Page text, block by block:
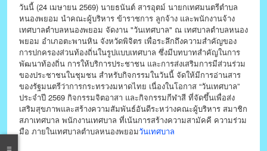
วันนี้ (24 เมษายน 2569) นายธนันต์ สารอุตม์ นายกเทศมนตรีตำบล
หนองพยอม นำคณะผู้บริหาร ข้าราชการ ลูกจ้าง และพนักงานจ้าง
เทศบาลตำบลหนองพยอม จัดงาน "วันเทศบาล" ณ เทศบาลตำบลหนอง
พยอม อำเภอตะพานหิน จังหวัดพิจิตร เพื่อระลึกถึงความสำคัญของ
การปกครองส่วนท้องถิ่นในรูปแบบเทศบาล ซึ่งมีบทบาทสำคัญในการ
พัฒนาท้องถิ่น การให้บริการประชาชน และการส่งเสริมการมีส่วนร่วม
ของประชาชนในชุมชน สำหรับกิจกรรมในวันนี้ จัดให้มีการอ่านสาร
ของรัฐมนตรีว่าการกระทรวงมหาดไทย เนื่องในโอกาส “วันเทศบาล”
ประจำปี 2569 กิจกรรมจิตอาสา และกิจกรรมกีฬาสี ที่จัดขึ้นเพื่อส่ง
เสริมสุขภาพและสร้างความสัมพันธ์อันดีระหว่างคณะผู้บริหาร สมาชิก
สภาเทศบาล พนักงานเทศบาล ที่เน้นการสร้างความสามัคคี ความร่วม
มือ ภายในเทศบาลตำบลหนองพยอมวันเทศบาล